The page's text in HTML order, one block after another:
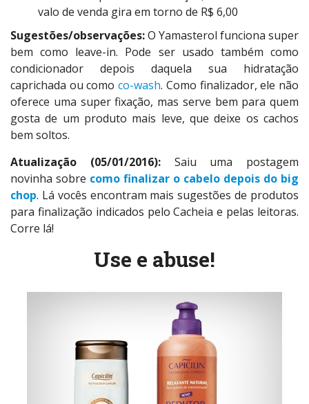
valo de venda gira em torno de R$ 6,00
Sugestões/observações:O Yamasterol funciona super
bem como leave-in. Pode ser usado também como
condicionador depois daquela sua hidratação
caprichada ou comoco-wash. Como finalizador, ele não
oferece uma super fixação, mas serve bem para quem
gosta de um produto mais leve, que deixe os cachos
bem soltos.
Atualização (05/01/2016):Saiu uma postagem
novinha sobre como finalizar o cabelo depois do big
chop. Lá vocês encontram mais sugestões de produtos
para finalização indicados pelo Cacheia e pelas leitoras.
Corre lá!
Use e abuse!